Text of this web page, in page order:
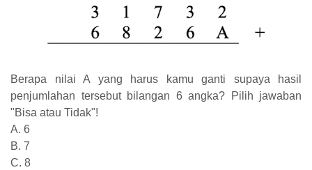
Berapa nilai A yang harus kamu ganti supaya hasil
penjumlahan tersebut bilangan 6 angka? Pilih jawaban
"Bisa atau Tidak"!
A. 6
B. 7
C. 8